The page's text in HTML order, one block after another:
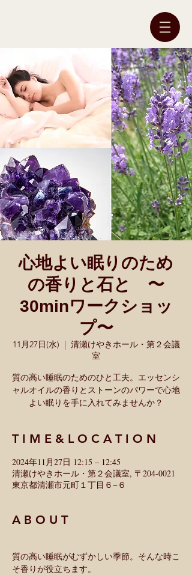
心地よい眠りのため
の香りと石と 〜
30minワークショッ
プ〜
11月27日(水)
  |
清瀬けやきホール・第２会議
室
質の高い睡眠のためのひと工夫。エッセンシ
ャルオイルの香りとストーンのパワーで心地
よい眠りを手に入れてみませんか？
T I M E & L O C A T I O N
2024年11月27日 12:15 – 12:45
清瀬けやきホール・第２会議室, 〒204-0021
東京都清瀬市元町１丁目６−６
A B O U T
質の高い睡眠がむずかしい季節。そんな時こ
そ香りが役立ちます。